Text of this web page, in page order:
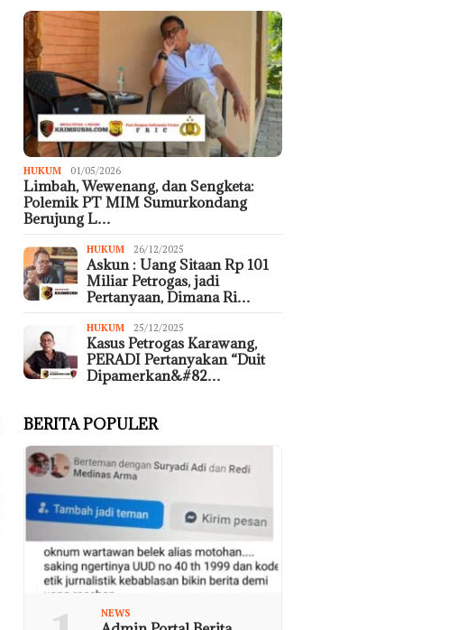
HUKUM 01/05/2026
Limbah, Wewenang, dan Sengketa:
Polemik PT MIM Sumurkondang
Berujung L…
HUKUM 26/12/2025
Askun : Uang Sitaan Rp 101
Miliar Petrogas, jadi
Pertanyaan, Dimana Ri…
HUKUM 25/12/2025
Kasus Petrogas Karawang,
PERADI Pertanyakan “Duit
Dipamerkan&#82…
BERITA POPULER
NEWS